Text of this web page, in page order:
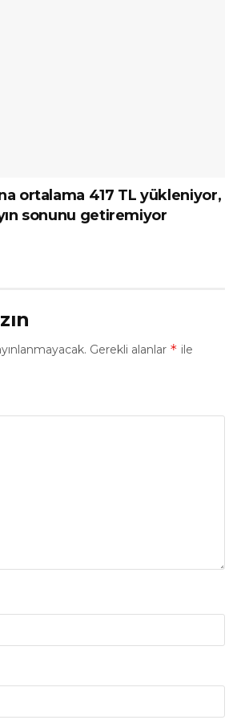
ortalama 417 TL yükleniyor,
sonunu getiremiyor
Gerekli alanlar * ile